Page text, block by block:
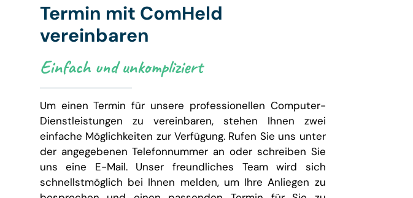
Termin mit ComHeld
vereinbaren
Einfach und unkompliziert
Um einen Termin für unsere professionellen Computer-
Dienstleistungen zu vereinbaren, stehen Ihnen zwei
einfache Möglichkeiten zur Verfügung. Rufen Sie uns unter
der angegebenen Telefonnummer an oder schreiben Sie
uns eine E-Mail. Unser freundliches Team wird sich
schnellstmöglich bei Ihnen melden, um Ihre Anliegen zu